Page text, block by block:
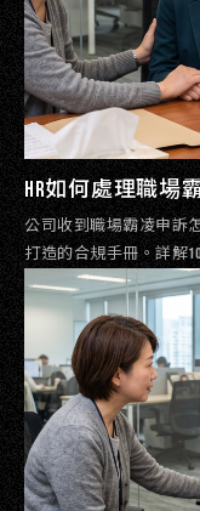
HR如何處理職場
協調機制與合規
公司收到職場霸凌申訴
打造的合規手冊。詳解
例」、禁止對質原則、
行政成本與法律風險。